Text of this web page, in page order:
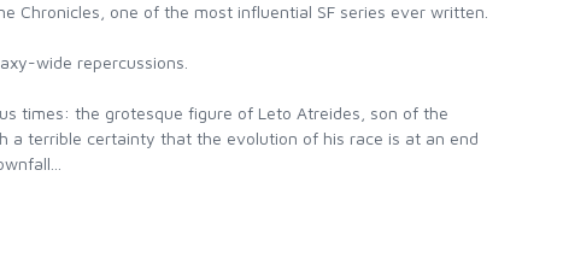
Chronicles, one of the most influential SF series ever written.
wide repercussions.
times: the grotesque figure of Leto Atreides, son of the
a terrible certainty that the evolution of his race is at an end